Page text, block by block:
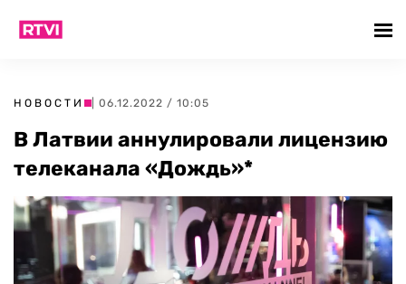
НОВОСТИ | 06.12.2022 / 10:05
В Латвии аннулировали лицензию
телеканала «Дождь»*